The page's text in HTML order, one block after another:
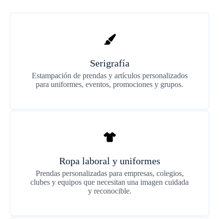
Serigrafía
Estampación de prendas y artículos personalizados
para uniformes, eventos, promociones y grupos.
Ropa laboral y uniformes
Prendas personalizadas para empresas, colegios,
clubes y equipos que necesitan una imagen cuidada
y reconocible.